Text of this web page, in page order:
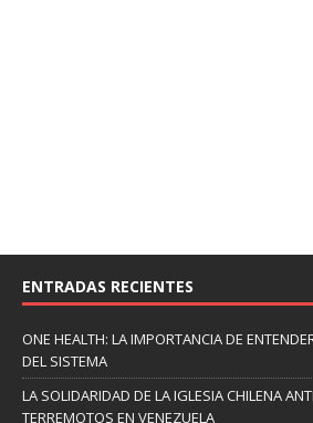
ENTRADAS RECIENTES
ONE HEALTH: LA IMPORTANCIA DE
DEL SISTEMA
LA SOLIDARIDAD DE LA IGLESIA CHILENA
TERREMOTOS EN VENEZUELA